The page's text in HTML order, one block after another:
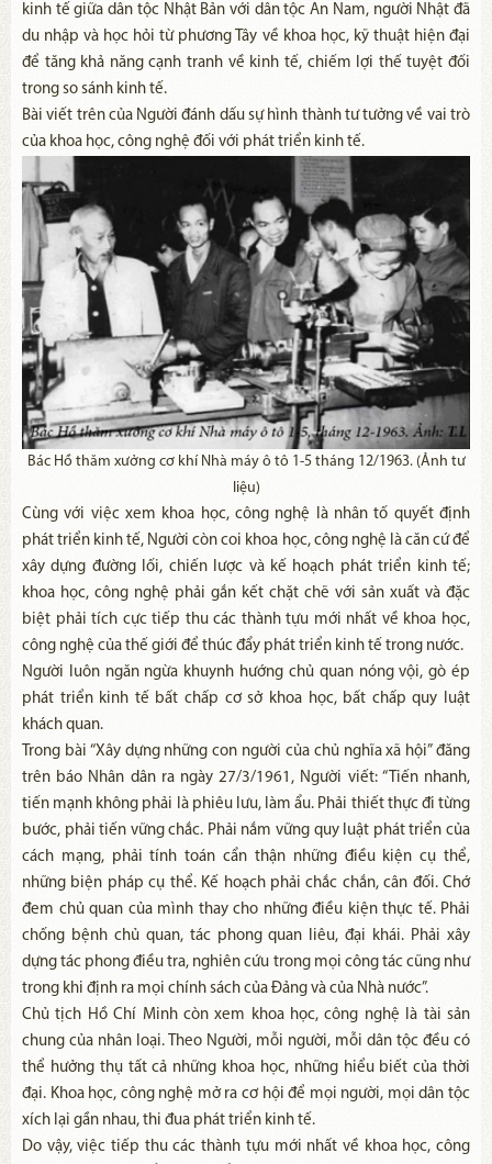
kinh tế giữa dân tộc Nhật Bản với dân tộc An Nam, người Nhật đã
du nhập và học hỏi từ phương Tây về khoa học, kỹ thuật hiện đại
để tăng khả năng cạnh tranh về kinh tế, chiếm lợi thế tuyệt đối
trong so sánh kinh tế.
Bài viết trên của Người đánh dấu sự hình thành tư tưởng về vai trò
của khoa học, công nghệ đối với phát triển kinh tế.
Bác Hồ thăm xưởng cơ khí Nhà máy ô tô 1-5 tháng 12/1963. (Ảnh tư
liệu)
Cùng với việc xem khoa học, công nghệ là nhân tố quyết định
phát triển kinh tế, Người còn coi khoa học, công nghệ là căn cứ để
xây dựng đường lối, chiến lược và kế hoạch phát triển kinh tế;
khoa học, công nghệ phải gắn kết chặt chẽ với sản xuất và đặc
biệt phải tích cực tiếp thu các thành tựu mới nhất về khoa học,
công nghệ của thế giới để thúc đẩy phát triển kinh tế trong nước.
Người luôn ngăn ngừa khuynh hướng chủ quan nóng vội, gò ép
phát triển kinh tế bất chấp cơ sở khoa học, bất chấp quy luật
khách quan.
Trong bài “Xây dựng những con người của chủ nghĩa xã hội” đăng
trên báo Nhân dân ra ngày 27/3/1961, Người viết: “Tiến nhanh,
tiến mạnh không phải là phiêu lưu, làm ẩu. Phải thiết thực đi từng
bước, phải tiến vững chắc. Phải nắm vững quy luật phát triển của
cách mạng, phải tính toán cẩn thận những điều kiện cụ thể,
những biện pháp cụ thể. Kế hoạch phải chắc chắn, cân đối. Chớ
đem chủ quan của mình thay cho những điều kiện thực tế. Phải
chống bệnh chủ quan, tác phong quan liêu, đại khái. Phải xây
dựng tác phong điều tra, nghiên cứu trong mọi công tác cũng như
trong khi định ra mọi chính sách của Đảng và của Nhà nước”.
Chủ tịch Hồ Chí Minh còn xem khoa học, công nghệ là tài sản
chung của nhân loại. Theo Người, mỗi người, mỗi dân tộc đều có
thể hưởng thụ tất cả những khoa học, những hiểu biết của thời
đại. Khoa học, công nghệ mở ra cơ hội để mọi người, mọi dân tộc
xích lại gần nhau, thi đua phát triển kinh tế.
Do vậy, việc tiếp thu các thành tựu mới nhất về khoa học, công